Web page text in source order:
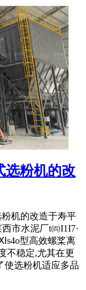
选粉机的改
机的改造于寿平
市水泥厂t㈣I1I7·
型高效螺桨离
不稳定,尤其在更
使选粉机适应多品